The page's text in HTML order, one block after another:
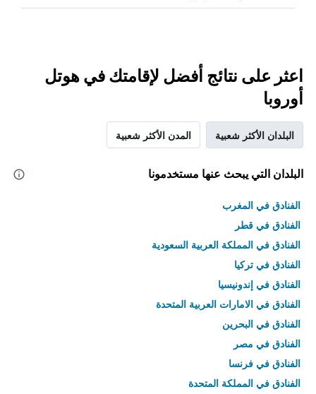
اعثر على نتائج أفضل لإقامتك في هوتل
أوروبا
البلدان الأكثر شعبية المدن الأكثر شعبية
البلدان التي يبحث عنها مستخدمونا
الفنادق في المغرب
الفنادق في قطر
الفنادق في المملكة العربية السعودية
الفنادق في تركيا
الفنادق في إندونيسيا
الفنادق في الامارات العربية المتحدة
الفنادق في البحرين
الفنادق في مصر
الفنادق في فرنسا
الفنادق في المملكة المتحدة